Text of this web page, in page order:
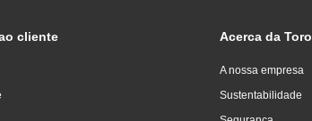
cliente Acerca da Toro
A nossa empresa
Sustentabilidade